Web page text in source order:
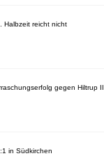
Halbzeit reicht nicht
gegen Hiltrup II
in Südkirchen